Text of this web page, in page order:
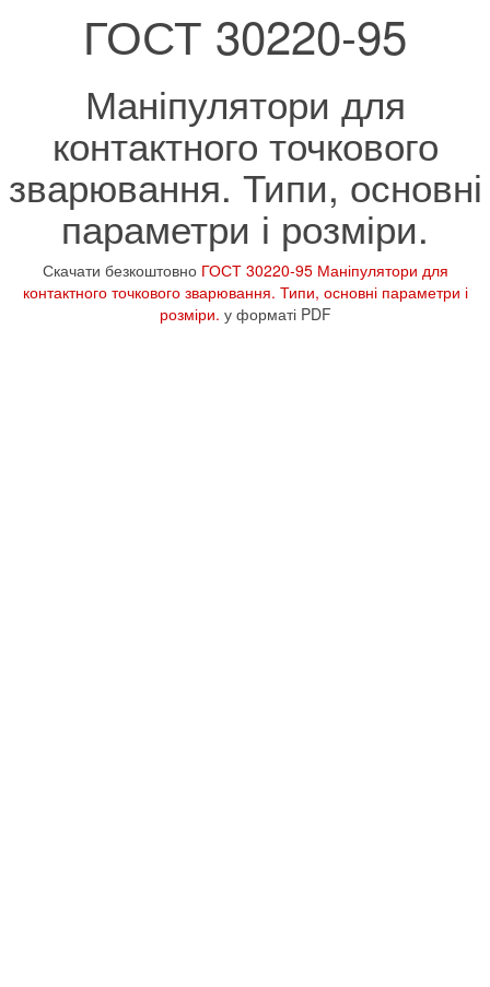
ГОСТ 30220-95
Маніпулятори для
контактного точкового
зварювання. Типи, основні
параметри і розміри.
Скачати безкоштовно ГОСТ 30220-95 Маніпулятори для
контактного точкового зварювання. Типи, основні параметри і
розміри. у форматі PDF